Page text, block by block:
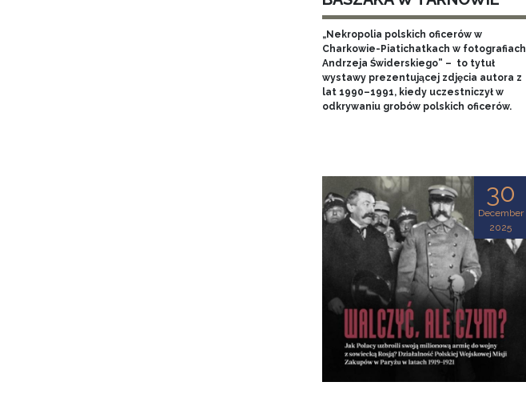
„Nekropolia polskich oficerów w
Charkowie-Piatichatkach w fotografiach
Andrzeja Świderskiego” – to tytuł
wystawy prezentującej zdjęcia autora z
lat 1990–1991, kiedy uczestniczył w
odkrywaniu grobów polskich oficerów.
30
December
2025